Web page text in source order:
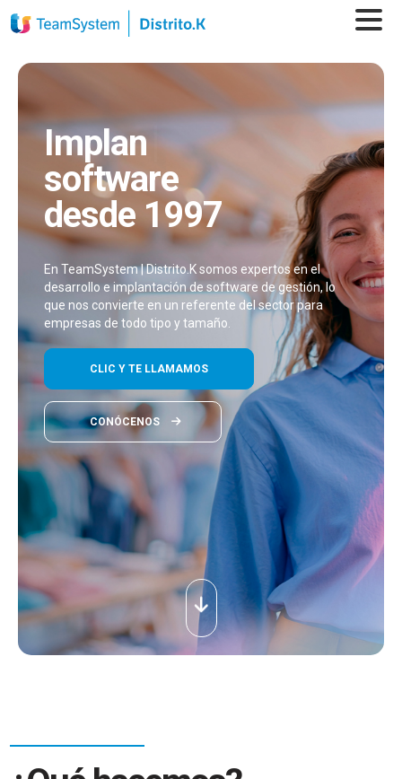
Implantamos
software
desde 1997
En TeamSystem | Distrito.K somos expertos en el
desarrollo e implantación de software de gestión, lo
que nos convierte en un referente del sector para
empresas de todo tipo y tamaño.
CLIC Y TE LLAMAMOS
CONÓCENOS